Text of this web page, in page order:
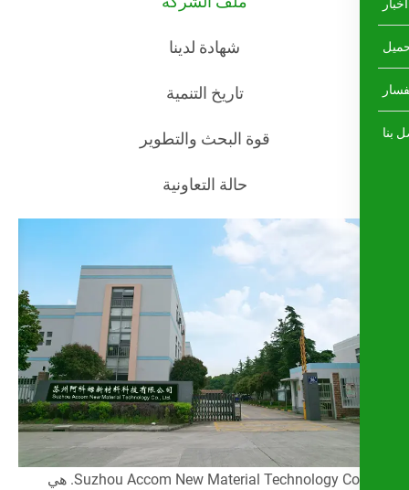
شهادة لدينا
تاريخ التنمية
قوة البحث والتطوير
حالة التعاونية
Suzhou Accom New Material Technology Co., Ltd. هي